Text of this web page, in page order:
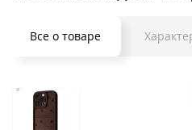
Все о товаре